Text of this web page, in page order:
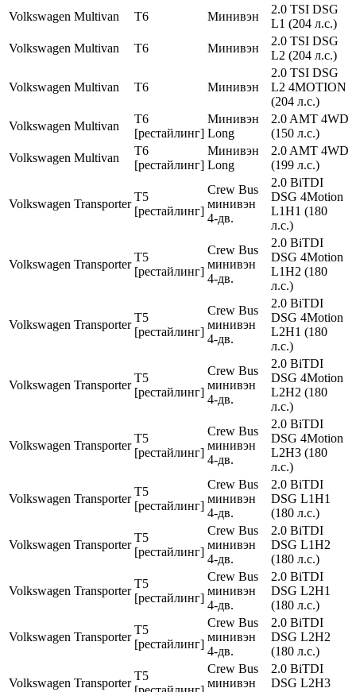
Volkswagen Multivan T6 Минивэн
2.0 TSI DSG
L1 (204 л.с.)
Volkswagen Multivan T6 Минивэн
2.0 TSI DSG
L2 (204 л.с.)
Volkswagen Multivan T6 Минивэн
2.0 TSI DSG
L2 4MOTION
(204 л.с.)
Volkswagen Multivan
T6
[рестайлинг]
Минивэн
Long
2.0 AMT 4WD
(150 л.с.)
Volkswagen Multivan
T6
[рестайлинг]
Минивэн
Long
2.0 AMT 4WD
(199 л.с.)
Volkswagen Transporter
T5
[рестайлинг]
Crew Bus
минивэн
4-дв.
2.0 BiTDI
DSG 4Motion
L1H1 (180
л.с.)
Volkswagen Transporter
T5
[рестайлинг]
Crew Bus
минивэн
4-дв.
2.0 BiTDI
DSG 4Motion
L1H2 (180
л.с.)
Volkswagen Transporter
T5
[рестайлинг]
Crew Bus
минивэн
4-дв.
2.0 BiTDI
DSG 4Motion
L2H1 (180
л.с.)
Volkswagen Transporter
T5
[рестайлинг]
Crew Bus
минивэн
4-дв.
2.0 BiTDI
DSG 4Motion
L2H2 (180
л.с.)
Volkswagen Transporter
T5
[рестайлинг]
Crew Bus
минивэн
4-дв.
2.0 BiTDI
DSG 4Motion
L2H3 (180
л.с.)
Volkswagen Transporter
T5
[рестайлинг]
Crew Bus
минивэн
4-дв.
2.0 BiTDI
DSG L1H1
(180 л.с.)
Volkswagen Transporter
T5
[рестайлинг]
Crew Bus
минивэн
4-дв.
2.0 BiTDI
DSG L1H2
(180 л.с.)
Volkswagen Transporter
T5
[рестайлинг]
Crew Bus
минивэн
4-дв.
2.0 BiTDI
DSG L2H1
(180 л.с.)
Volkswagen Transporter
T5
[рестайлинг]
Crew Bus
минивэн
4-дв.
2.0 BiTDI
DSG L2H2
(180 л.с.)
Volkswagen Transporter
T5
Crew Bus
минивэн
2.0 BiTDI
DSG L2H3